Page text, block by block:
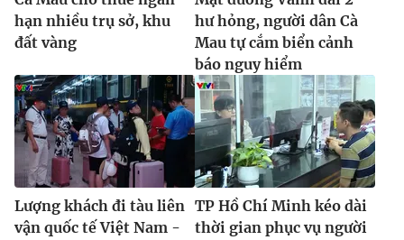
Ðiện thoại Thời báo VTV:024.66 897 897
Email:toasoan@vtv.vn
024-7300.7108
hạn nhiều trụ sở, khu
đất vàng
hư hỏng, người dân Cà
Mau tự cắm biển cảnh
báo nguy hiểm
Lượng khách đi tàu liên
vận quốc tế Việt Nam -
TP Hồ Chí Minh kéo dài
thời gian phục vụ người